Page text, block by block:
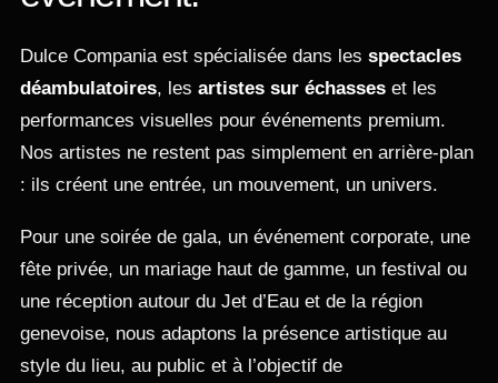
Dulce Compania est spécialisée dans les spectacles
déambulatoires, les artistes sur échasses et les
performances visuelles pour événements premium.
Nos artistes ne restent pas simplement en arrière-plan
: ils créent une entrée, un mouvement, un univers.
Pour une soirée de gala, un événement corporate, une
fête privée, un mariage haut de gamme, un festival ou
une réception autour du Jet d’Eau et de la région
genevoise, nous adaptons la présence artistique au
style du lieu, au public et à l’objectif de